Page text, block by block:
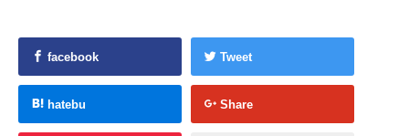
facebook Tweet
hatebu Share